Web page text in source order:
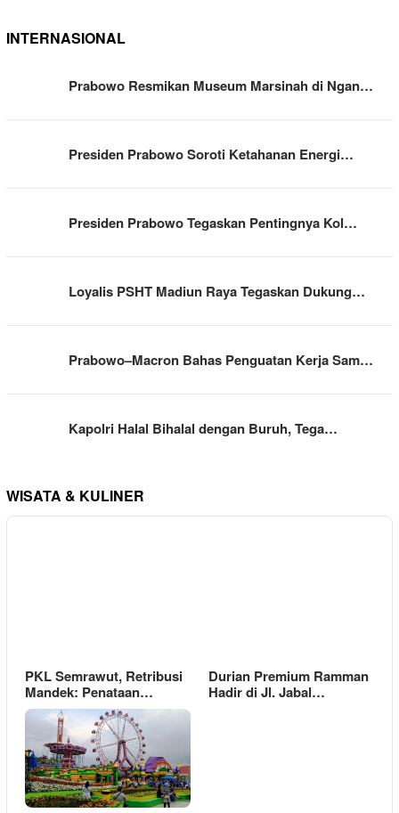
INTERNASIONAL
Prabowo Resmikan Museum Marsinah di Ngan…
Presiden Prabowo Soroti Ketahanan Energi…
Presiden Prabowo Tegaskan Pentingnya Kol…
Loyalis PSHT Madiun Raya Tegaskan Dukung…
Prabowo–Macron Bahas Penguatan Kerja Sam…
Kapolri Halal Bihalal dengan Buruh, Tega…
WISATA & KULINER
PKL Semrawut, Retribusi
Mandek: Penataan…
Durian Premium Ramman
Hadir di Jl. Jabal…